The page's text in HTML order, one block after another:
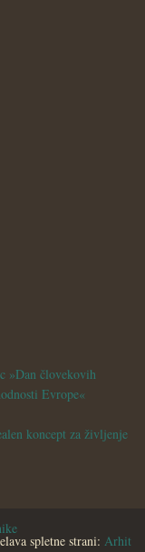
»Dan človekovih
Evrope«
koncept za življenje
spletne strani: Arhit